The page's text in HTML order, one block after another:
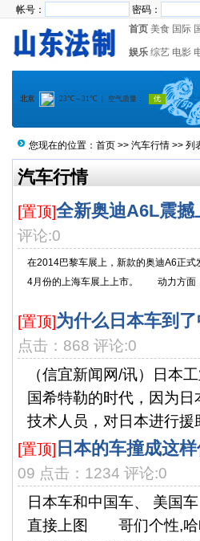
帐号： 密码：
首页 美食 国际
娱乐 综艺 电影
您现在的位置： 首页 >> 汽车行情 >> 列
汽车行情
[置顶]全新奥迪A6L震
评论:0
在2014巴黎车展上，新款的奥迪A6正
4月份的上海车展上上市。 动力方面
[置顶]为什么日本车到
点击：868 评论:0
（信宜新闻网/讯）日本
国希特勒的时代，因为
技术人员，对日本进行
[置顶] 日本的车撞成这
09 点击：1234 评论:0
日本车和中国车、 美
直接上图 哥们个性,哈